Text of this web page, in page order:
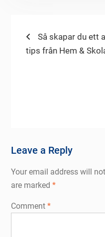
Post
navigation
Previous
post:
Så skapar du ett
tips från Hem &
Leave a Reply
Your email address will
are marked *
Comment *